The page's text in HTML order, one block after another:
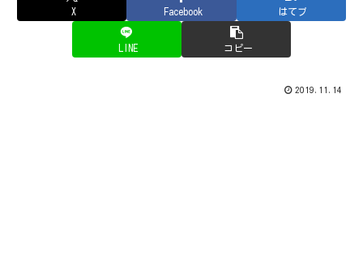
X Facebook はてブ
LINE コピー
2019.11.14